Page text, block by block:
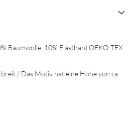
Baumwolle, 10% Elasthan) OEKO-TEX
/ Das Motiv hat eine Höhe von ca